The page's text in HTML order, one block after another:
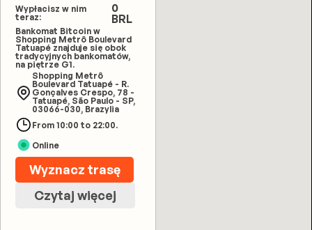
Wypłacisz w nim
teraz:
0
BRL
Bankomat Bitcoin w
Shopping Metrô Boulevard
Tatuapé znajduje się obok
tradycyjnych bankomatów,
na piętrze G1.
Shopping Metrô
Boulevard Tatuapé - R.
Gonçalves Crespo, 78 -
Tatuapé, São Paulo - SP,
03066-030, Brazylia
From 10:00 to 22:00.
Online
Wyznacz trasę
Czytaj więcej